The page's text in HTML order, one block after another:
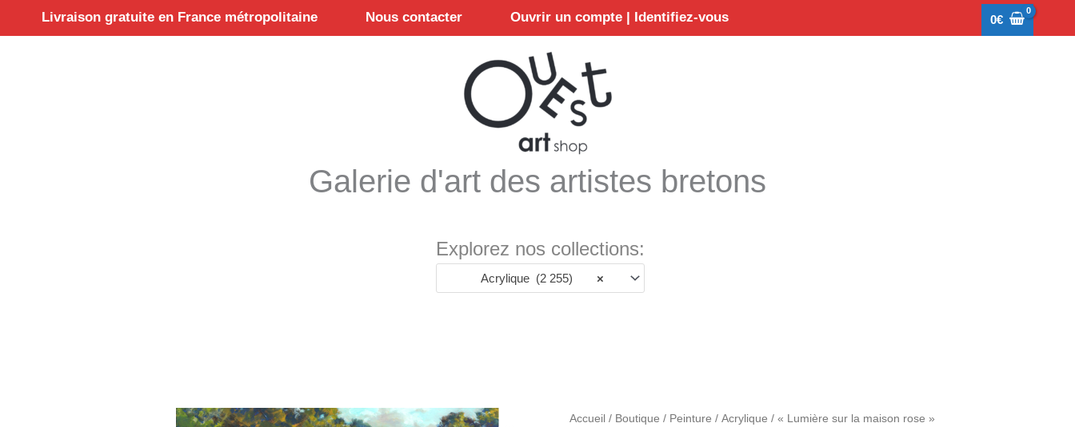
Livraison gratuite en France métropolitaine Nous contacter Ouvrir un compte | Identifiez-vous 0€
Galerie d'art des artistes bretons
Explorez nos collections:
×
Acrylique (2 255)
Accueil / Boutique / Peinture / Acrylique / « Lumière sur la maison rose »